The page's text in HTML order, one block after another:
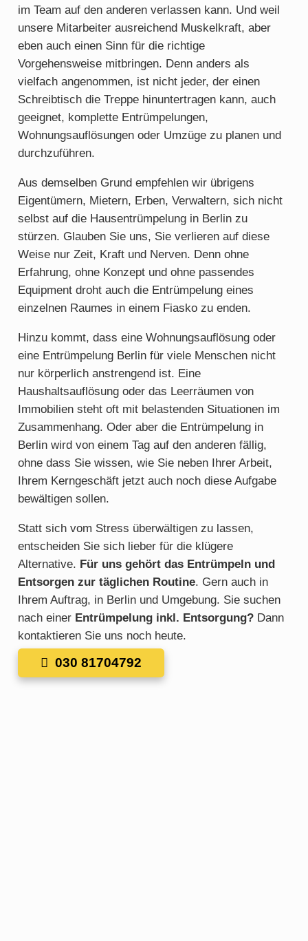
im Team auf den anderen verlassen kann. Und weil
unsere Mitarbeiter ausreichend Muskelkraft, aber
eben auch einen Sinn für die richtige
Vorgehensweise mitbringen. Denn anders als
vielfach angenommen, ist nicht jeder, der einen
Schreibtisch die Treppe hinuntertragen kann, auch
geeignet, komplette Entrümpelungen,
Wohnungsauflösungen oder Umzüge zu planen und
durchzuführen.
Aus demselben Grund empfehlen wir übrigens
Eigentümern, Mietern, Erben, Verwaltern, sich nicht
selbst auf die Hausentrümpelung in Berlin zu
stürzen. Glauben Sie uns, Sie verlieren auf diese
Weise nur Zeit, Kraft und Nerven. Denn ohne
Erfahrung, ohne Konzept und ohne passendes
Equipment droht auch die Entrümpelung eines
einzelnen Raumes in einem Fiasko zu enden.
Hinzu kommt, dass eine Wohnungsauflösung oder
eine Entrümpelung Berlin für viele Menschen nicht
nur körperlich anstrengend ist. Eine
Haushaltsauflösung oder das Leerräumen von
Immobilien steht oft mit belastenden Situationen im
Zusammenhang. Oder aber die Entrümpelung in
Berlin wird von einem Tag auf den anderen fällig,
ohne dass Sie wissen, wie Sie neben Ihrer Arbeit,
Ihrem Kerngeschäft jetzt auch noch diese Aufgabe
bewältigen sollen.
Statt sich vom Stress überwältigen zu lassen,
entscheiden Sie sich lieber für die klügere
Alternative. Für uns gehört das Entrümpeln und
Entsorgen zur täglichen Routine. Gern auch in
Ihrem Auftrag, in Berlin und Umgebung. Sie suchen
nach einer Entrümpelung inkl. Entsorgung?Dann
kontaktieren Sie uns noch heute.
030 81704792